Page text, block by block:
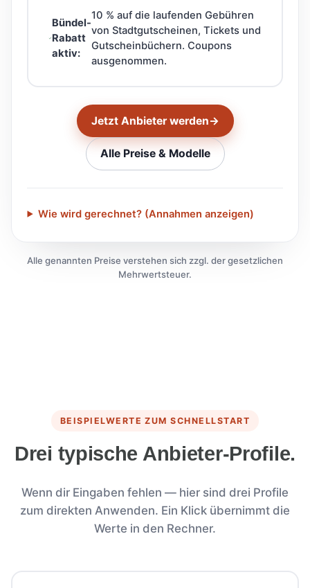
Bündel-
Rabatt
aktiv:
10 % auf die laufenden Gebühren
von Stadtgutscheinen, Tickets und
Gutscheinbüchern. Coupons
ausgenommen.
Jetzt Anbieter werden→
Alle Preise & Modelle
Wie wird gerechnet? (Annahmen anzeigen)
Alle genannten Preise verstehen sich zzgl. der gesetzlichen
Mehrwertsteuer.
BEISPIELWERTE ZUM SCHNELLSTART
Drei typische Anbieter-Profile.
Wenn dir Eingaben fehlen — hier sind drei Profile
zum direkten Anwenden. Ein Klick übernimmt die
Werte in den Rechner.